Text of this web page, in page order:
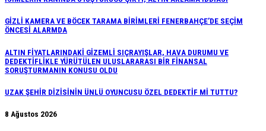
GİZLİ KAMERA VE BÖCEK TARAMA BİRİMLERİ FENERBAHÇE’DE SEÇİM
ÖNCESİ ALARMDA
ALTIN FİYATLARINDAKİ GİZEMLİ SIÇRAYIŞLAR, HAVA DURUMU VE
DEDEKTİFLİKLE YÜRÜTÜLEN ULUSLARARASI BİR FİNANSAL
SORUŞTURMANIN KONUSU OLDU
UZAK ŞEHİR DİZİSİNİN ÜNLÜ OYUNCUSU ÖZEL DEDEKTİF Mİ TUTTU?
8 Ağustos 2026